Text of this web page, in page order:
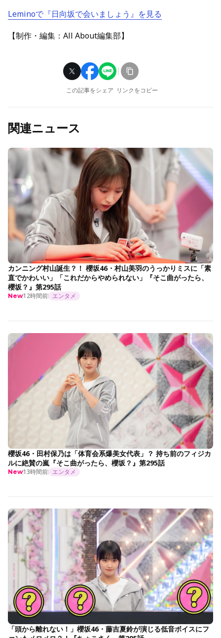
Leminoで『日向坂で会いましょう』を見る
【制作・編集：All About編集部】
この記事をシェア リンクをコピー
関連ニュース
カンニング村山誕生？！ 櫻坂46・村山美羽のうっかりミスに「素
直でかわいい」「これだからやめられない」『そこ曲がったら、
櫻坂？』第295話
New12時間前 エンタメ
櫻坂46・田村保乃は「体育会系爆美女代表」？ 持ち前のフィジカ
ルに絶賛の嵐『そこ曲がったら、櫻坂？』第295話
New13時間前 エンタメ
「頭から離れない！」櫻坂46・藤吉夏鈴が演じる低音ボイスにフ